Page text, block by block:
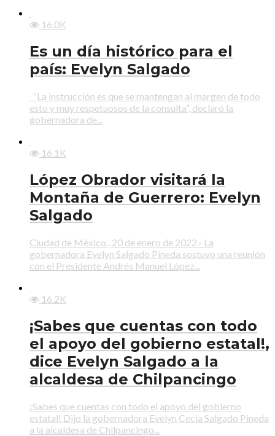
16.0K
Es un día histórico para el
país: Evelyn Salgado
“La instrucción es que se mantengan al margen de todo
esto y muy respetuosos de la consulta”, declaró la
gobernadora de...
16.1K
López Obrador visitará la
Montaña de Guerrero: Evelyn
Salgado
Ciudad de México., 20 de enero de 2022.- La
gobernadora Evelyn Salgado Pineda sostuvo una reunión
con el Presidente Andrés Manuel López...
16.2K
¡Sabes que cuentas con todo
el apoyo del gobierno estatal!,
dice Evelyn Salgado a la
alcaldesa de Chilpancingo
¡Sabes que cuentas con todo el apoyo del gobierno
estatal! Dijo la gobernadora Evelyn Cecia Salgado Pineda
a la alcaldesa de Chilpancingo...